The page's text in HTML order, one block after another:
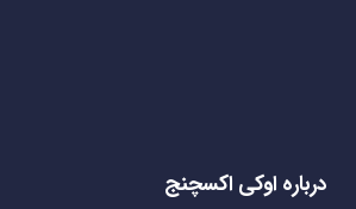
درباره اوکی اکسچنج